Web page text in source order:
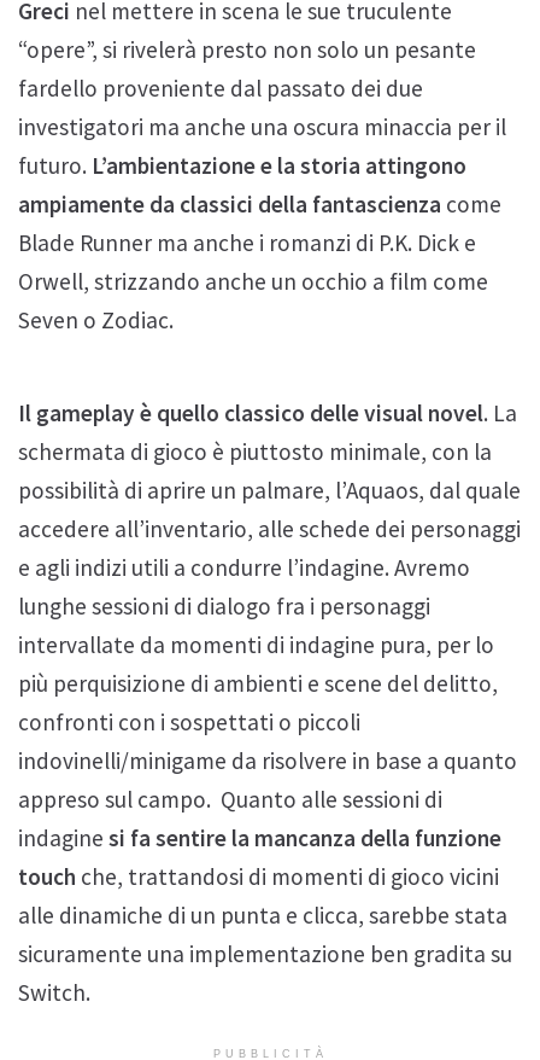
Greci nel mettere in scena le sue truculente
“opere”, si rivelerà presto non solo un pesante
fardello proveniente dal passato dei due
investigatori ma anche una oscura minaccia per il
futuro. L’ambientazione e la storia attingono
ampiamente da classici della fantascienza come
Blade Runner ma anche i romanzi di P.K. Dick e
Orwell, strizzando anche un occhio a film come
Seven o Zodiac.
Il gameplay è quello classico delle visual novel. La
schermata di gioco è piuttosto minimale, con la
possibilità di aprire un palmare, l’Aquaos, dal quale
accedere all’inventario, alle schede dei personaggi
e agli indizi utili a condurre l’indagine. Avremo
lunghe sessioni di dialogo fra i personaggi
intervallate da momenti di indagine pura, per lo
più perquisizione di ambienti e scene del delitto,
confronti con i sospettati o piccoli
indovinelli/minigame da risolvere in base a quanto
appreso sul campo. Quanto alle sessioni di
indagine si fa sentire la mancanza della funzione
touch che, trattandosi di momenti di gioco vicini
alle dinamiche di un punta e clicca, sarebbe stata
sicuramente una implementazione ben gradita su
Switch.
PUBBLICITÀ